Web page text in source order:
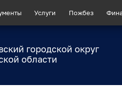
Услуги Пожбез
городской округ
области